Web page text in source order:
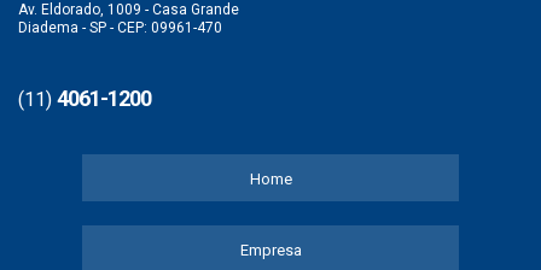
Av. Eldorado, 1009 - Casa Grande
Diadema - SP - CEP: 09961-470
(11) 4061-1200
Home
Empresa